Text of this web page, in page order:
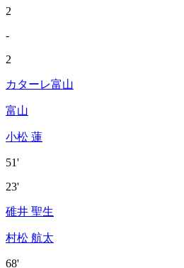
2
-
2
カターレ富山
富山
小松 蓮
51'
23'
碓井 聖生
村松 航太
68'